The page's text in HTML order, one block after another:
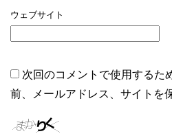
ウェブサイト
次回のコメントで使用するた
前、メールアドレス、サイトを